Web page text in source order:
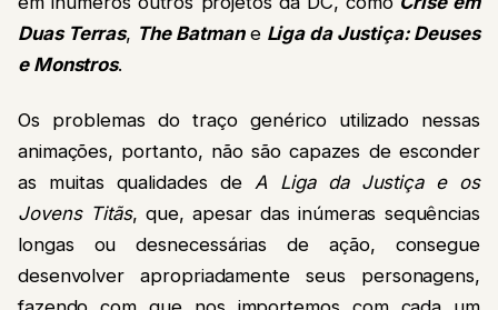
Duas Terras, The Batmane Liga da Justiça: Deuses
e Monstros.
Os problemas do traço genérico utilizado nessas
animações, portanto, não são capazes de esconder
as muitas qualidades de A Liga da Justiça e os
Jovens Titãs, que, apesar das inúmeras sequências
longas ou desnecessárias de ação, consegue
desenvolver apropriadamente seus personagens,